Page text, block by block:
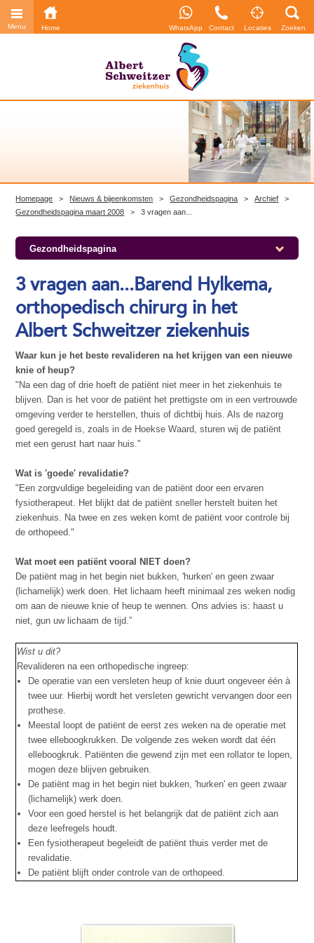
Menu Home WhatsApp Contact Locaties Zoeken
Homepage > Nieuws & bijeenkomsten > Gezondheidspagina > Archief
>
Gezondheidspagina maart 2008
> 3 vragen aan...
Gezondheidspagina
3 vragen aan...Barend Hylkema,
orthopedisch chirurg in het
Albert Schweitzer ziekenhuis
Waar kun je het beste revalideren na het krijgen van een nieuwe
knie of heup?
"Na een dag of drie hoeft de patiënt niet meer in het ziekenhuis te
blijven. Dan is het voor de patiënt het prettigste om in een vertrouwde
omgeving verder te herstellen, thuis of dichtbij huis. Als de nazorg
goed geregeld is, zoals in de Hoekse Waard, sturen wij de patiënt
met een gerust hart naar huis."
Wat is 'goede' revalidatie?
"Een zorgvuldige begeleiding van de patiënt door een ervaren
fysiotherapeut. Het blijkt dat de patiënt sneller herstelt buiten het
ziekenhuis. Na twee en zes weken komt de patiënt voor controle bij
de orthopeed."
Wat moet een patiënt vooral NIET doen?
De patiënt mag in het begin niet bukken, 'hurken' en geen zwaar
(lichamelijk) werk doen. Het lichaam heeft minimaal zes weken nodig
om aan de nieuwe knie of heup te wennen. Ons advies is: haast u
niet, gun uw lichaam de tijd.”
Wist u dit?
Revalideren na een orthopedische ingreep:
De operatie van een versleten heup of knie duurt ongeveer één à
twee uur. Hierbij wordt het versleten gewricht vervangen door een
prothese.
Meestal loopt de patiënt de eerst zes weken na de operatie met
twee elleboogkrukken. De volgende zes weken wordt dat één
elleboogkruk. Patiënten die gewend zijn met een rollator te lopen,
mogen deze blijven gebruiken.
De patiënt mag in het begin niet bukken, 'hurken' en geen zwaar
(lichamelijk) werk doen.
Voor een goed herstel is het belangrijk dat de patiënt zich aan
deze leefregels houdt.
Een fysiotherapeut begeleidt de patiënt thuis verder met de
revalidatie.
De patiënt blijft onder controle van de orthopeed.